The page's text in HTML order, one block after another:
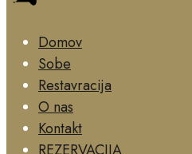
Domov
Sobe
Restavracija
O nas
Kontakt